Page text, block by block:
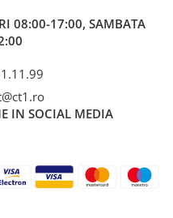
08:00-17:00, SAMBATA
IN SOCIAL MEDIA